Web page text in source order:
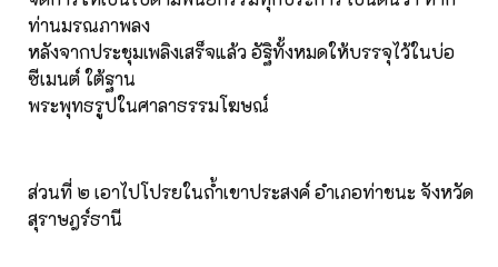
ท่านมรณภาพลง
หลังจากประชุมเพลิงเสร็จแล้ว อัฐิทั้งหมดให้บรรจุไว้ในบ่อ
ซีเมนต์ ใต้ฐาน
พระพุทธรูปในศาลาธรรมโฆษณ์
ส่วนที่ ๒ เอาไปโปรยในถํ้าเขาประสงค์ อำเภอท่าชนะ จังหวัด
สุราษฎร์ธานี